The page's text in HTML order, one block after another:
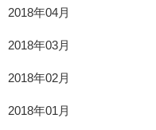
2018年04月
2018年03月
2018年02月
2018年01月